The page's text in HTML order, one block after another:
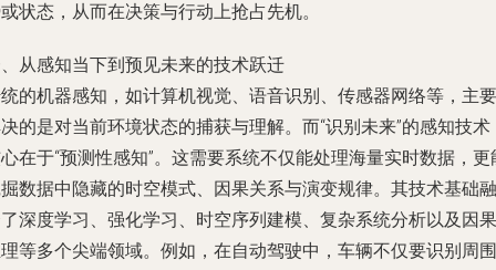
状态，从而在决策与行动上抢占先机。
从感知当下到预见未来的技术跃迁
的机器感知，如计算机视觉、语音识别、传感器网络等，主要
的是对当前环境状态的捕获与理解。而“识别未来”的感知技术
在于“预测性感知”。这需要系统不仅能处理海量实时数据，更
数据中隐藏的时空模式、因果关系与演变规律。其技术基础融
深度学习、强化学习、时空序列建模、复杂系统分析以及因果
等多个尖端领域。例如，在自动驾驶中，车辆不仅要识别周围